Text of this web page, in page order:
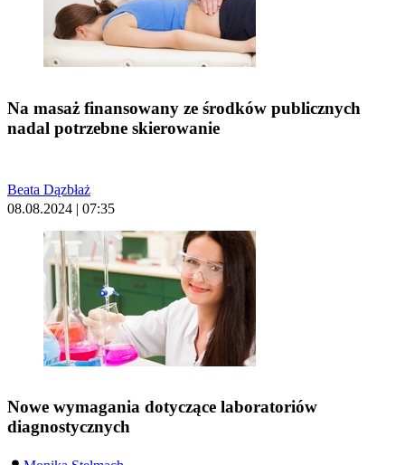
Na masaż finansowany ze środków publicznych
nadal potrzebne skierowanie
Beata Dązbłaż
08.08.2024 | 07:35
Nowe wymagania dotyczące laboratoriów
diagnostycznych